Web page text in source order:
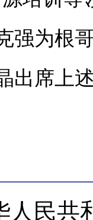
为根哥
席上
人民共